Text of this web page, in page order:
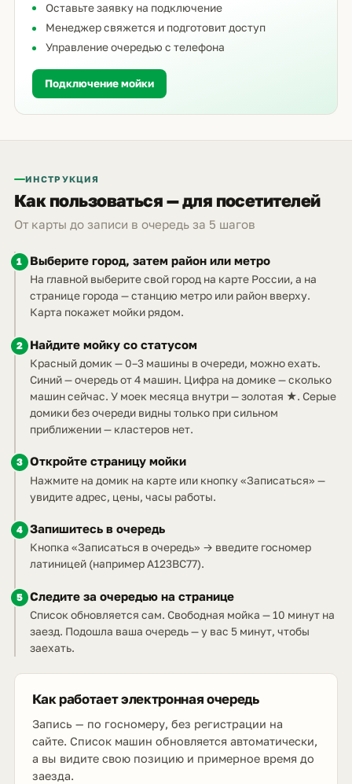
Оставьте заявку на подключение
Менеджер свяжется и подготовит доступ
Управление очередью с телефона
Подключение мойки
ИНСТРУКЦИЯ
Как пользоваться — для посетителей
От карты до записи в очередь за 5 шагов
1 Выберите город, затем район или метро
На главной выберите свой город на карте России, а на
странице города — станцию метро или район вверху.
Карта покажет мойки рядом.
2 Найдите мойку со статусом
Красный домик — 0–3 машины в очереди, можно ехать.
Синий — очередь от 4 машин. Цифра на домике — сколько
машин сейчас. У моек месяца внутри — золотая ★. Серые
домики без очереди видны только при сильном
приближении — кластеров нет.
3 Откройте страницу мойки
Нажмите на домик на карте или кнопку «Записаться» —
увидите адрес, цены, часы работы.
4 Запишитесь в очередь
Кнопка «Записаться в очередь» → введите госномер
латиницей (например A123BC77).
5 Следите за очередью на странице
Список обновляется сам. Свободная мойка — 10 минут на
заезд. Подошла ваша очередь — у вас 5 минут, чтобы
заехать.
Как работает электронная очередь
Запись — по госномеру, без регистрации на
сайте. Список машин обновляется автоматически,
а вы видите свою позицию и примерное время до
заезда.